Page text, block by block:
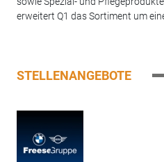
erweitert Q1 das Sortiment um
STELLENANGEBOTE